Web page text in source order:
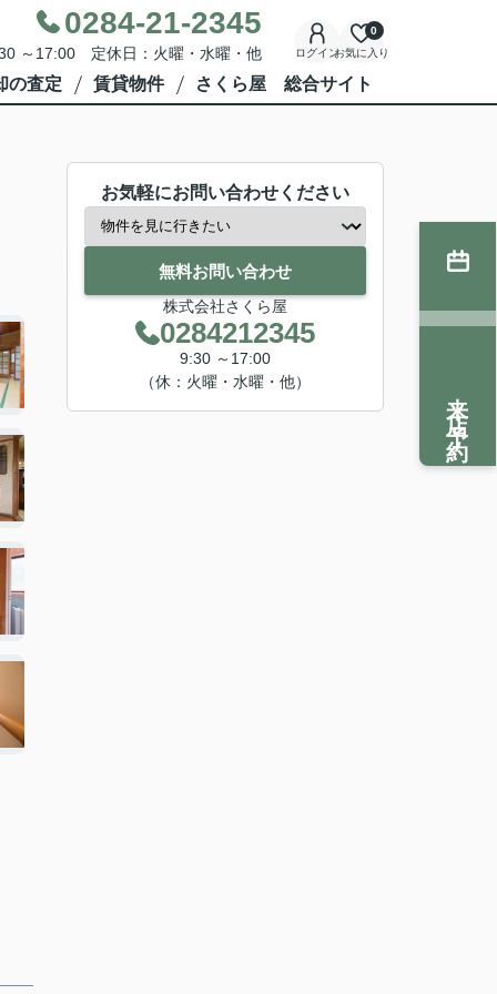
0284-21-2345
～17:00 定休日：火曜・水曜・他 ログインお気に入り
0
の査定 賃貸物件 さくら屋 総合サイト
お気軽にお問い合わせください
無料お問い合わせ
株式会社さくら屋
0284212345
9:30 ～17:00
（休：火曜・水曜・他）
来店予約